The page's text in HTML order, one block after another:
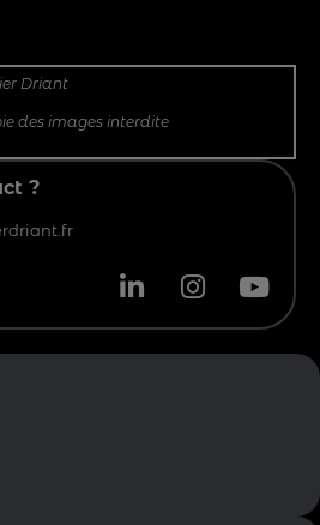
Driant
des images interdite
?